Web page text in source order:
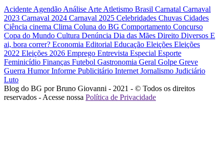
Acidente Agendão Análise Arte Atletismo Brasil Carnatal Carnaval
2023 Carnaval 2024 Carnaval 2025 Celebridades Chuvas Cidades
Ciência cinema Clima Coluna do BG Comportamento Concurso
Copa do Mundo Cultura Denúncia Dia das Mães Direito Diversos E
ai, bora correr? Economia Editorial Educação Eleições Eleições
2022 Eleições 2026 Emprego Entrevista Especial Esporte
Feminicídio Finanças Futebol Gastronomia Geral Golpe Greve
Guerra HumorInforme Publicitário Internet Jornalismo Judiciário
Luto
Blog do BG por Bruno Giovanni - 2021 - © Todos os direitos
reservados - Acesse nossa Política de Privacidade